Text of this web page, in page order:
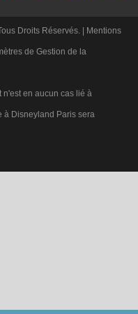
Droits Réservés. | Mentions
de Gestion de la
en aucun cas lié à
à Disneyland Paris sera